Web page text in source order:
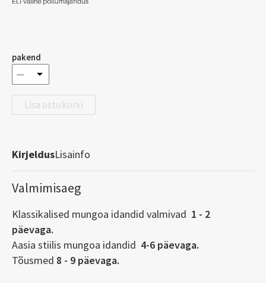
pakend
Lisa ostukorvi
KirjeldusLisainfo
Valmimisaeg
Klassikalised mungoa idandid valmivad 1 - 2
päevaga.
Aasia stiilis mungoa idandid 4-6 päevaga.
Tõusmed 8 - 9 päevaga.